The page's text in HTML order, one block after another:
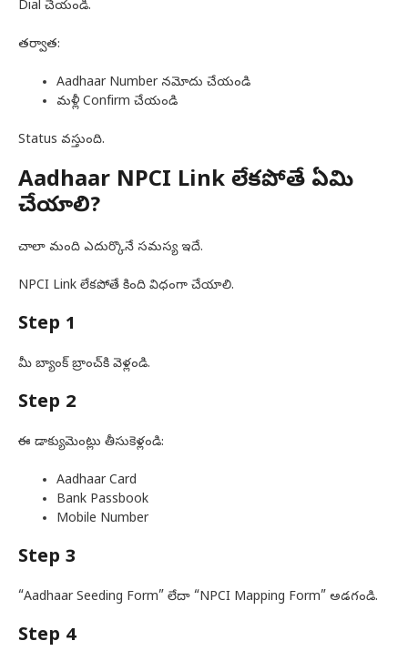
Dial చేయండి.
తర్వాత:
Aadhaar Number నమోదు చేయండి
మళ్లీ Confirm చేయండి
Status వస్తుంది.
Aadhaar NPCI Link లేకపోతే ఏమి
చేయాలి?
చాలా మంది ఎదుర్కొనే సమస్య ఇదే.
NPCI Link లేకపోతే కింది విధంగా చేయాలి.
Step 1
మీ బ్యాంక్ బ్రాంచ్‌కి వెళ్లండి.
Step 2
ఈ డాక్యుమెంట్లు తీసుకెళ్లండి:
Aadhaar Card
Bank Passbook
Mobile Number
Step 3
“Aadhaar Seeding Form” లేదా “NPCI Mapping Form” అడగండి.
Step 4